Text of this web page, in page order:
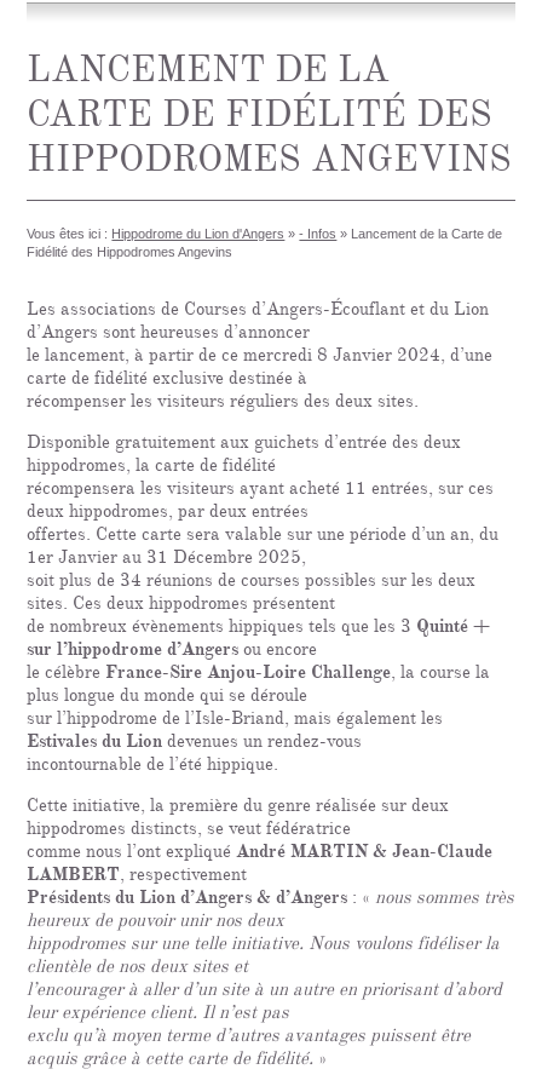
LANCEMENT DE LA
CARTE DE FIDÉLITÉ DES
HIPPODROMES ANGEVINS
Vous êtes ici : Hippodrome du Lion d'Angers »- Infos » Lancement de la Carte de
Fidélité des Hippodromes Angevins
Les associations de Courses d’Angers-Écouflant et du Lion
d’Angers sont heureuses d’annoncer
le lancement, à partir de ce mercredi 8 Janvier 2024, d’une
carte de fidélité exclusive destinée à
récompenser les visiteurs réguliers des deux sites.
Disponible gratuitement aux guichets d’entrée des deux
hippodromes, la carte de fidélité
récompensera les visiteurs ayant acheté 11 entrées, sur ces
deux hippodromes, par deux entrées
offertes. Cette carte sera valable sur une période d’un an, du
1er Janvier au 31 Décembre 2025,
soit plus de 34 réunions de courses possibles sur les deux
sites. Ces deux hippodromes présentent
de nombreux évènements hippiques tels que les 3 Quinté +
sur l’hippodrome d’Angers ou encore
le célèbre France-Sire Anjou-Loire Challenge, la course la
plus longue du monde qui se déroule
sur l’hippodrome de l’Isle-Briand, mais également les
Estivales du Lion devenues un rendez-vous
incontournable de l’été hippique.
Cette initiative, la première du genre réalisée sur deux
hippodromes distincts, se veut fédératrice
comme nous l’ont expliquéAndré MARTIN & Jean-Claude
LAMBERT, respectivement
Présidents du Lion d’Angers & d’Angers : « nous sommes très
heureux de pouvoir unir nos deux
hippodromes sur une telle initiative. Nous voulons fidéliser la
clientèle de nos deux sites et
l’encourager à aller d’un site à un autre en priorisant d’abord
leur expérience client. Il n’est pas
exclu qu’à moyen terme d’autres avantages puissent être
acquis grâce à cette carte de fidélité. »